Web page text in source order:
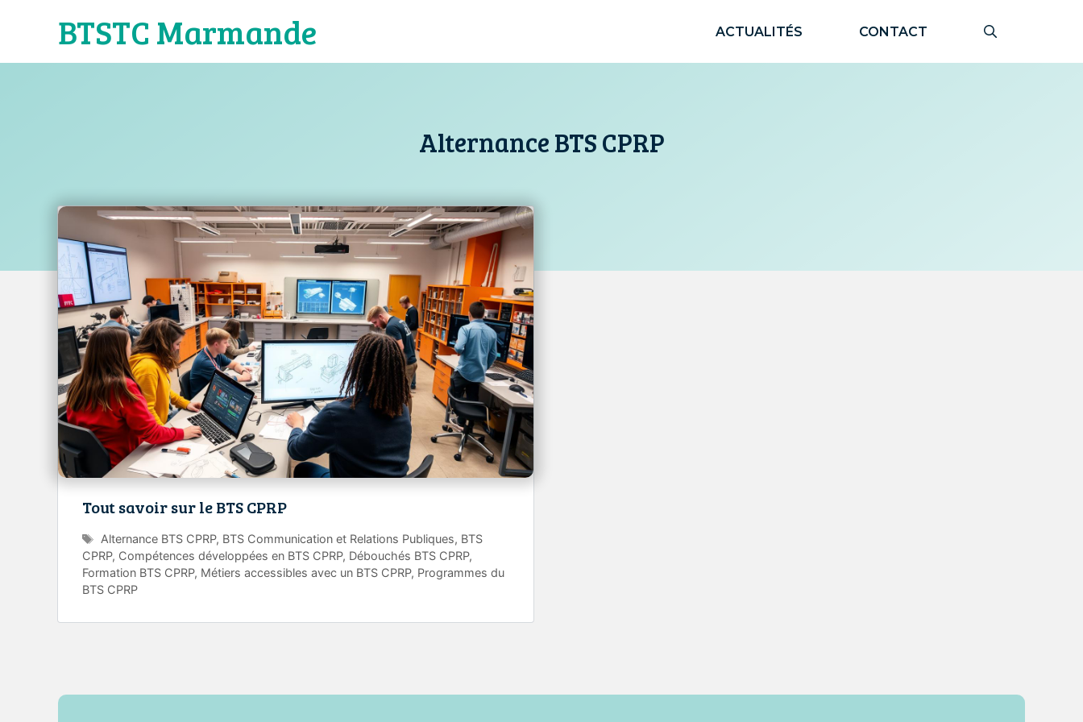
BTSTC Marmande ACTUALITÉS CONTACT
Alternance BTS CPRP
Tout savoir sur le BTS CPRP
Étiquettes
Alternance BTS CPRP, BTS Communication et Relations Publiques, BTS
CPRP, Compétences développées en BTS CPRP, Débouchés BTS CPRP,
Formation BTS CPRP, Métiers accessibles avec un BTS CPRP, Programmes du
BTS CPRP